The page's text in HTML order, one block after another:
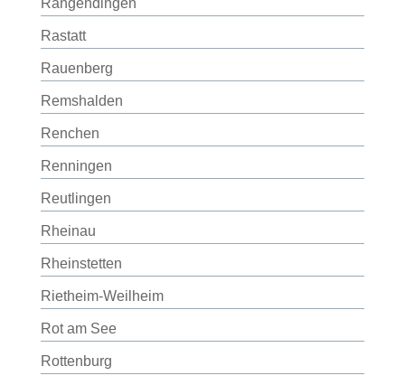
Rangendingen
Rastatt
Rauenberg
Remshalden
Renchen
Renningen
Reutlingen
Rheinau
Rheinstetten
Rietheim-Weilheim
Rot am See
Rottenburg